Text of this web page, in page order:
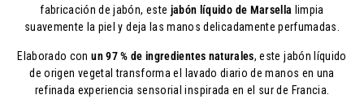
fabricación de jabón, este jabón líquido de Marsella limpia
suavemente la piel y deja las manos delicadamente perfumadas.
Elaborado conun 97 % de ingredientes naturales, este jabón líquido
de origen vegetal transforma el lavado diario de manos en una
refinada experiencia sensorial inspirada en el sur de Francia.